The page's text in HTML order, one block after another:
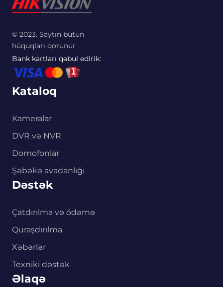
© 2023. Saytın bütün
hüquqları qorunur
Bank kartları qəbul edirik:
Kataloq
Kameralar
DVR və NVR
Domofonlar
Şəbəkə avadanlığı
Dəstək
Çatdırılma və ödəmə
Quraşdırılma
Xəbərlər
Texniki dəstək
Əlaqə